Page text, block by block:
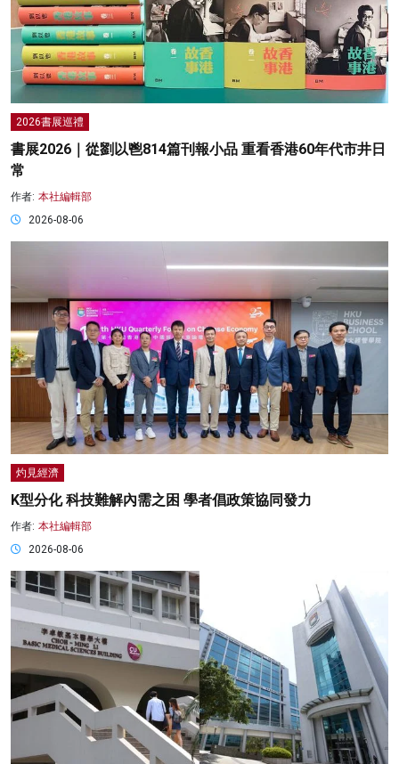
2026書展巡禮
書展2026｜從劉以鬯814篇刊報小品 重看香港60年代市井日
常
作者: 本社編輯部
2026-08-06
灼見經濟
K型分化 科技難解內需之困 學者倡政策協同發力
作者: 本社編輯部
2026-08-06